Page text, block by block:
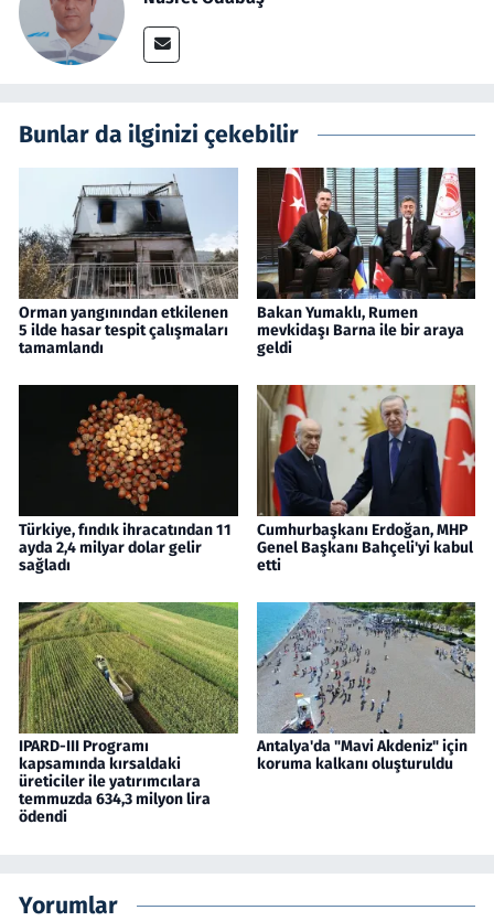
Bunlar da ilginizi çekebilir
Orman yangınından etkilenen
5 ilde hasar tespit çalışmaları
tamamlandı
Bakan Yumaklı, Rumen
mevkidaşı Barna ile bir araya
geldi
Türkiye, fındık ihracatından 11
ayda 2,4 milyar dolar gelir
sağladı
Cumhurbaşkanı Erdoğan, MHP
Genel Başkanı Bahçeli'yi kabul
etti
IPARD-III Programı
kapsamında kırsaldaki
üreticiler ile yatırımcılara
temmuzda 634,3 milyon lira
ödendi
Antalya'da "Mavi Akdeniz" için
koruma kalkanı oluşturuldu
Yorumlar